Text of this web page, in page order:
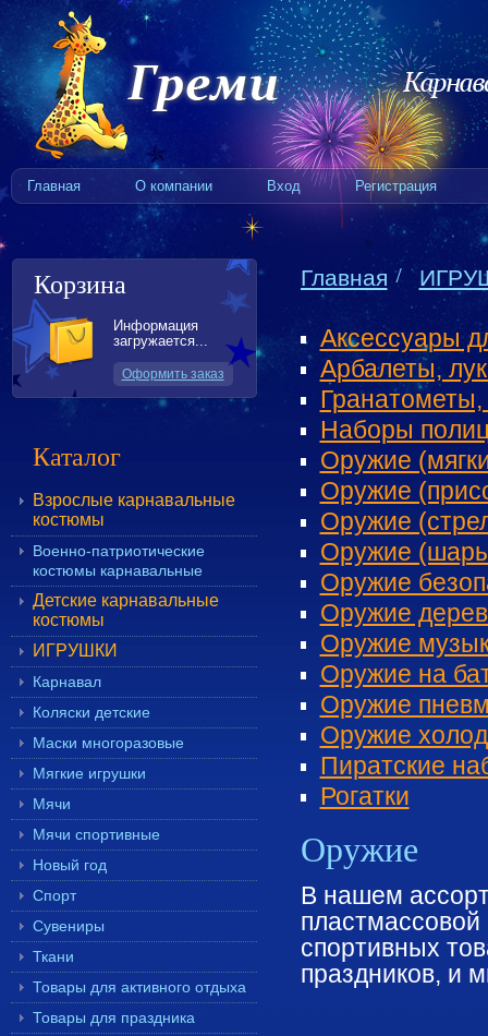
Главная О компании Вход Регистрация
Корзина
Информация
загружается...
Оформить заказ
Каталог
Взрослые карнавальные
костюмы
Военно-патриотические
костюмы карнавальные
Детские карнавальные
костюмы
ИГРУШКИ
Карнавал
Коляски детские
Маски многоразовые
Мягкие игрушки
Мячи
Мячи спортивные
Новый год
Спорт
Сувениры
Ткани
Товары для активного отдыха
Товары для праздника
Главная
Аксессуары
Арбалеты,
Наборы
Оружие
Оружие
Оружие
Оружие
Оружие
Оружие
Оружие
Оружие на
Оружие
Оружие
Пиратские
Рогатки
Оружие
В нашем
пластмассовой
спортивных
праздников, и